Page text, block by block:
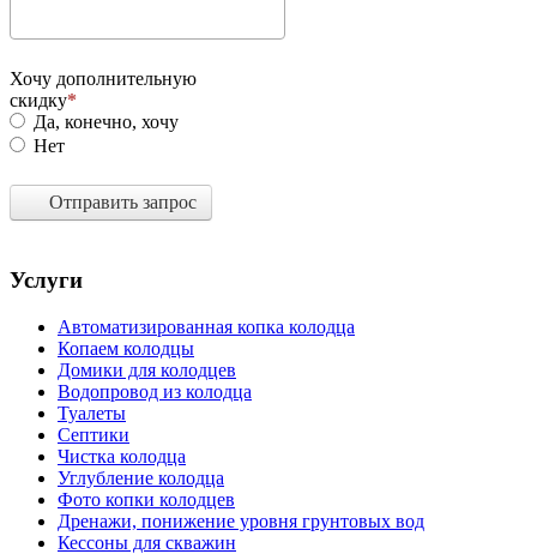
Хочу дополнительную
скидку
Да, конечно, хочу
Нет
Отправить запрос
Услуги
Автоматизированная копка колодца
Копаем колодцы
Домики для колодцев
Водопровод из колодца
Туалеты
Септики
Чистка колодца
Углубление колодца
Фото копки колодцев
Дренажи, понижение уровня грунтовых вод
Кессоны для скважин